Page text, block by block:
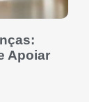
Apoiar